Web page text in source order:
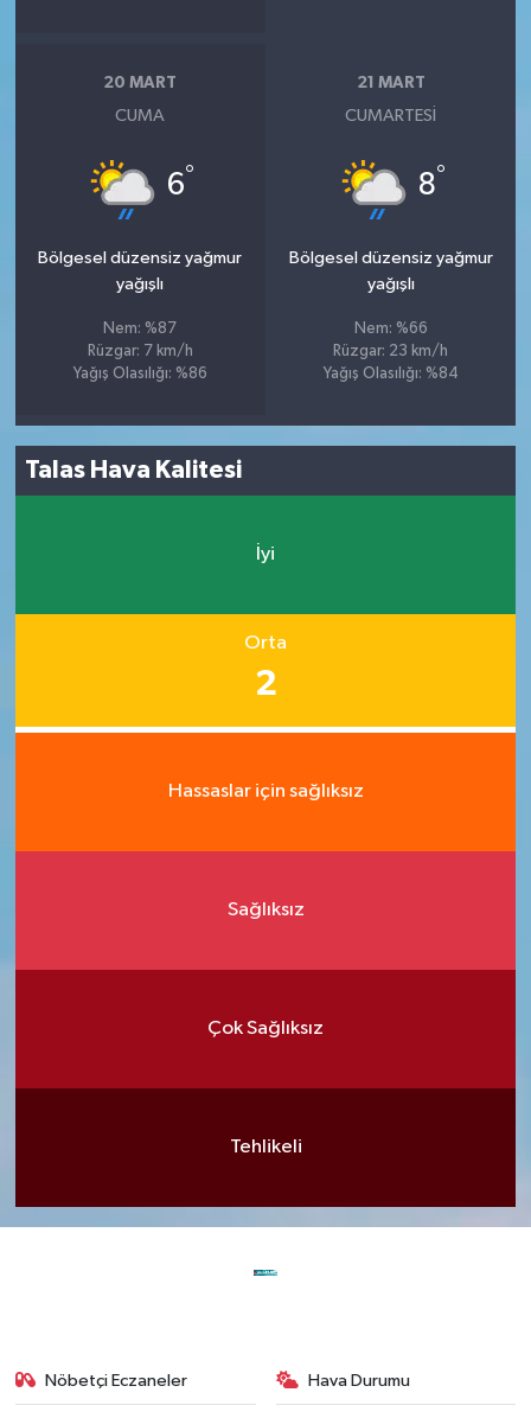
20 MART
CUMA
6°
Bölgesel düzensiz yağmur
yağışlı
Nem: %87
Rüzgar: 7 km/h
Yağış Olasılığı: %86
21 MART
CUMARTESI
8°
Bölgesel düzensiz yağmur
yağışlı
Nem: %66
Rüzgar: 23 km/h
Yağış Olasılığı: %84
Talas Hava Kalitesi
İyi
Orta
2
Hassaslar için sağlıksız
Sağlıksız
Çok Sağlıksız
Tehlikeli
Nöbetçi Eczaneler Hava Durumu